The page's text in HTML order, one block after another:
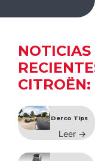
NOTICIAS
CITROËN:
Derco Tips
Leer →